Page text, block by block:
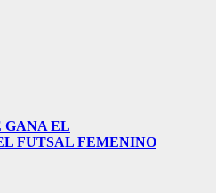
GANA EL
FUTSAL FEMENINO